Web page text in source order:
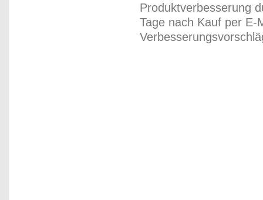
Produktverbesserung
Tage nach Kauf per E-